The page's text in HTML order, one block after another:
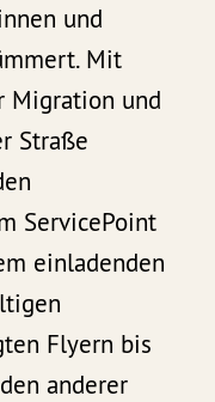
und
Mit
Migration und
Straße
ServicePoint
einladenden
Flyern bis
anderer